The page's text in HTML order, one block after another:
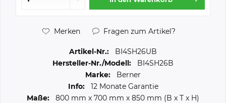
Merken Fragen zum Artikel?
Artikel-Nr.:
BI4SH26UB
Hersteller-Nr./Modell:
BI4SH26B
Marke:
Berner
Info:
12 Monate Garantie
Maße:
800 mm x 700 mm x 850 mm (B x T x H)